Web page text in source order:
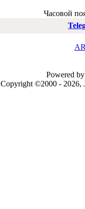
Часовой
Powered
Copyright ©2000 - 2026,